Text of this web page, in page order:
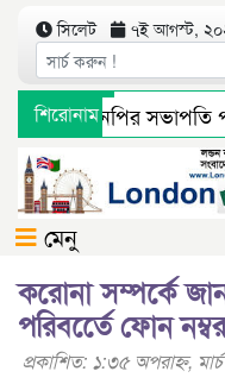
সিলেট ৭ই আগস্ট, ২০২৬
শিরোনাম
বিএনপির সভাপতি
সংবাদ প্রকাশের পর সিলেট
মেনু
করোনা সম্পর্কে
পরিবর্তেে ফোন
প্রকাশিত: ১:৩৫ অপরাহ্ণ,